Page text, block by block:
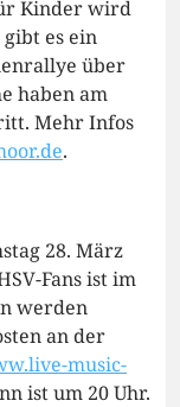
Kinder wird
es ein
über
haben am
Mehr Infos
.
28. März
Fans ist im
werden
an der
music-
ist um 20 Uhr.